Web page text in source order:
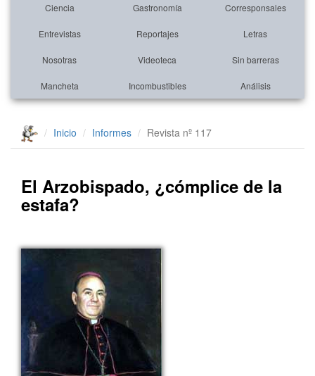
Ciencia Gastronomía Corresponsales
Entrevistas Reportajes Letras
Nosotras Videoteca Sin barreras
Mancheta Incombustibles Análisis
Inicio Informes Revista nº 117
El Arzobispado, ¿cómplice de la
estafa?